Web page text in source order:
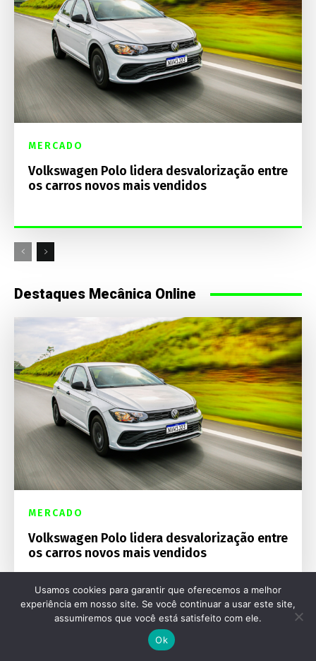
MERCADO
Volkswagen Polo lidera desvalorização entre
os carros novos mais vendidos
Destaques Mecânica Online
MERCADO
Volkswagen Polo lidera desvalorização entre
os carros novos mais vendidos
Usamos cookies para garantir que oferecemos a melhor
experiência em nosso site. Se você continuar a usar este site,
assumiremos que você está satisfeito com ele.
Ok